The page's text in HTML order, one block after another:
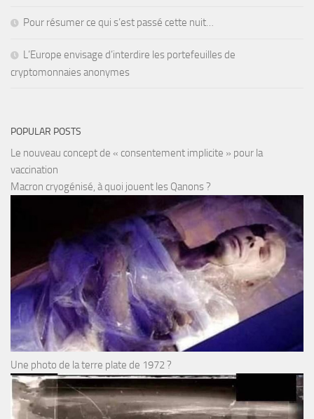
Pour résumer ce qui s’est passé cette nuit…
L’Europe envisage d’interdire les portefeuilles de
cryptomonnaies anonymes
POPULAR POSTS
Le nouveau concept de « consentement implicite » pour la
vaccination
Macron cryogénisé, à quoi jouent les Qanons ?
Une photo de la terre plate de 1972 ?